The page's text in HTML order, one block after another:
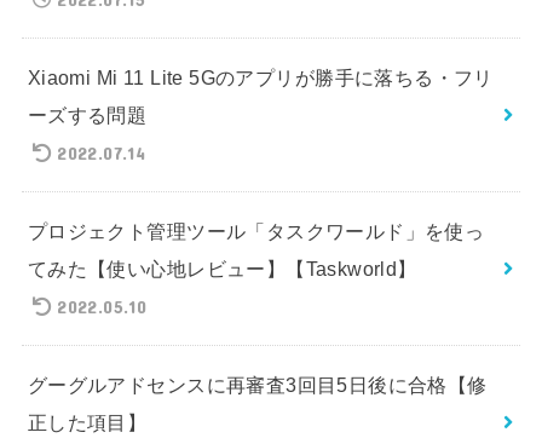
Xiaomi Mi 11 Lite 5Gのアプリが勝手に落ちる・フリ
ーズする問題
2022.07.14
プロジェクト管理ツール「タスクワールド」を使っ
てみた【使い心地レビュー】【Taskworld】
2022.05.10
グーグルアドセンスに再審査3回目5日後に合格【修
正した項目】